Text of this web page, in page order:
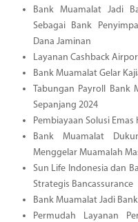
Bank Muamalat Jadi
Sebagai Bank
Dana Jaminan
Layanan Cashback
Bank Muamalat Gelar
Tabungan Payroll Bank
Sepanjang 2024
Pembiayaan Solusi
Bank Muamalat
Menggelar Muamalah
Sun Life Indonesia dan
Strategis Bancassurance
Bank Muamalat Jadi
Permudah Layanan